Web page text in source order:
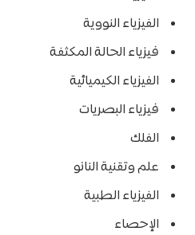
الفيزياء النووية
فيزياء الحالة المكثفة
الفيزياء الكيميائية
فيزياء البصريات
الفلك
علم وتقنية النانو
الفيزياء الطبية
الإحصاء